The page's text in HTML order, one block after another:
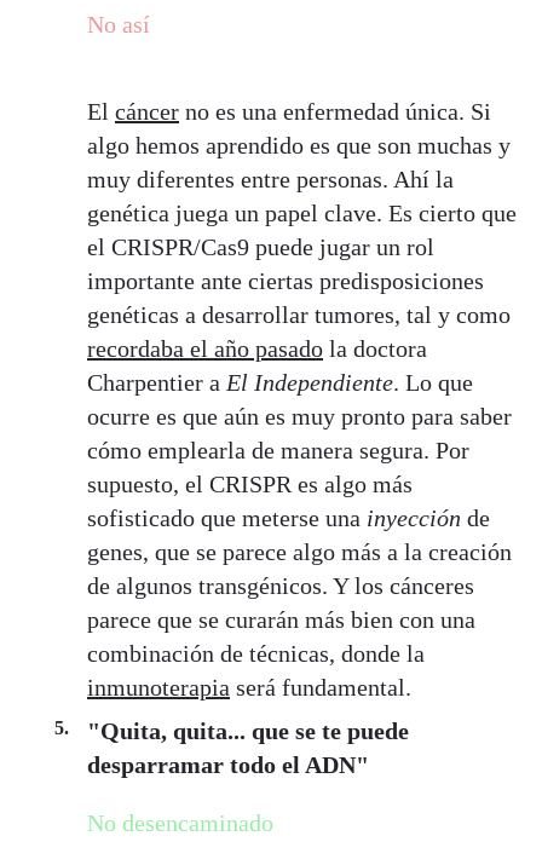
No así
El cáncer no es una enfermedad única. Si
algo hemos aprendido es que son muchas y
muy diferentes entre personas. Ahí la
genética juega un papel clave. Es cierto que
el CRISPR/Cas9 puede jugar un rol
importante ante ciertas predisposiciones
genéticas a desarrollar tumores, tal y como
recordaba el año pasado la doctora
Charpentier a El Independiente. Lo que
ocurre es que aún es muy pronto para saber
cómo emplearla de manera segura. Por
supuesto, el CRISPR es algo más
sofisticado que meterse una inyección de
genes, que se parece algo más a la creación
de algunos transgénicos. Y los cánceres
parece que se curarán más bien con una
combinación de técnicas, donde la
inmunoterapia será fundamental.
"Quita, quita... que se te puede
desparramar todo el ADN"
No desencaminado